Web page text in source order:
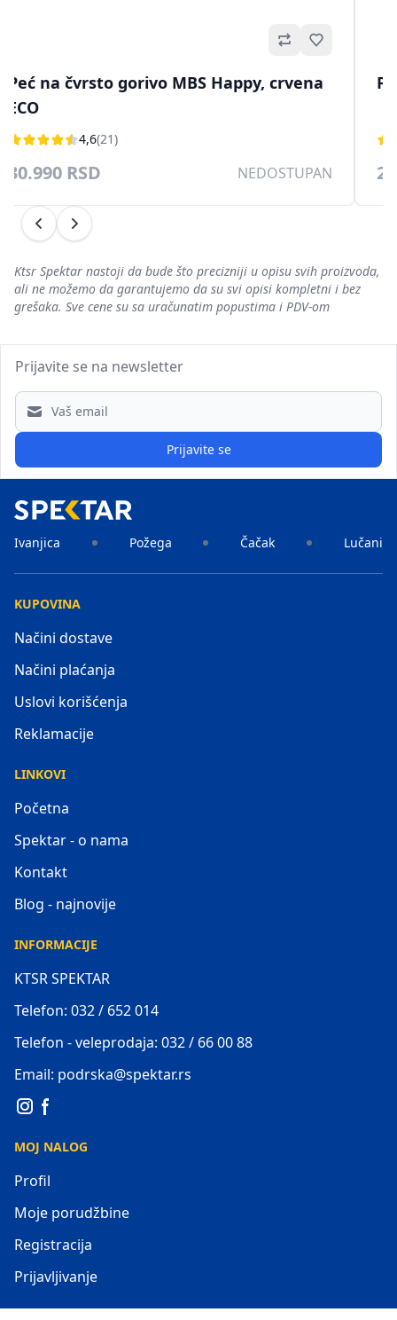
Omiljeno
Peć na čvrsto gorivo MBS Happy, crvena
ECO
4,6(21)
30.990 RSD NEDOSTUPAN
Prethodni
Sledeći
Ktsr Spektar nastoji da bude što precizniji u opisu svih proizvoda,
ali ne možemo da garantujemo da su svi opisi kompletni i bez
grešaka. Sve cene su sa uračunatim popustima i PDV-om
Prijavite se na newsletter
Email address
Prijavite se
Ivanjica Požega Čačak Lučani
KUPOVINA
Načini dostave
Načini plaćanja
Uslovi korišćenja
Reklamacije
LINKOVI
Početna
Spektar - o nama
Kontakt
Blog - najnovije
INFORMACIJE
KTSR SPEKTAR
Telefon: 032 / 652 014
Telefon - veleprodaja: 032 / 66 00 88
Email: podrska@spektar.rs
MOJ NALOG
Profil
Moje porudžbine
Registracija
Prijavljivanje